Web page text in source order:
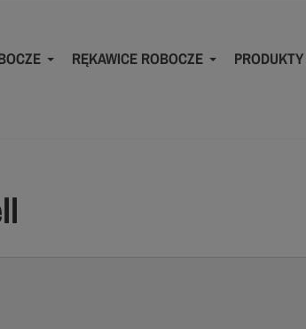
RĘKAWICE ROBOCZE